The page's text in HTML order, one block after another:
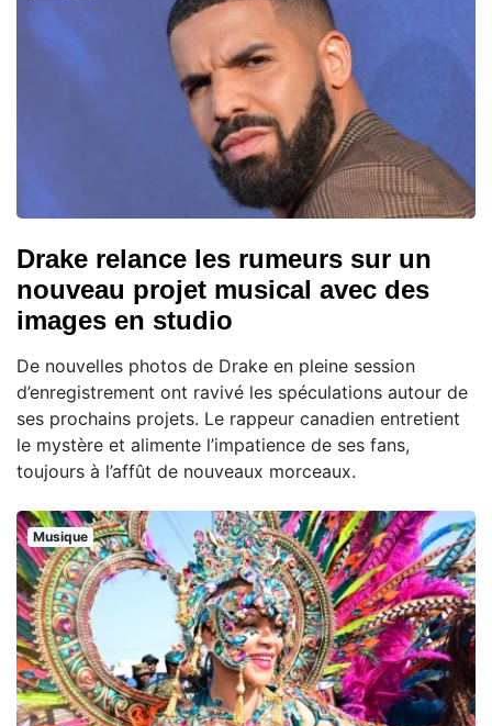
Drake relance les rumeurs sur un
nouveau projet musical avec des
images en studio
De nouvelles photos de Drake en pleine session
d’enregistrement ont ravivé les spéculations autour de
ses prochains projets. Le rappeur canadien entretient
le mystère et alimente l’impatience de ses fans,
toujours à l’affût de nouveaux morceaux.
Musique